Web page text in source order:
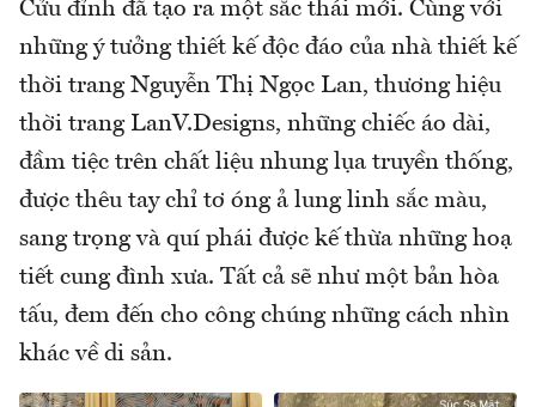
Cửu đỉnh đã tạo ra một sắc thái mới. Cùng với
những ý tưởng thiết kế độc đáo của nhà thiết kế
thời trang Nguyễn Thị Ngọc Lan, thương hiệu
thời trang LanV.Designs, những chiếc áo dài,
đầm tiệc trên chất liệu nhung lụa truyền thống,
được thêu tay chỉ tơ óng ả lung linh sắc màu,
sang trọng và quí phái được kế thừa những hoạ
tiết cung đình xưa. Tất cả sẽ như một bản hòa
tấu, đem đến cho công chúng những cách nhìn
khác về di sản.